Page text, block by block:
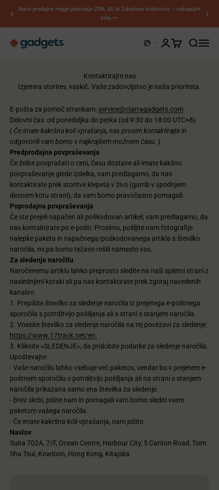
Preskoči na vsebino
Naše prodajne regije pokrivajo ZDA, EU in Združeno kraljestvo – nakupujte
zdaj >>
OdpriOdpri
Kerry Gadgets Odpri stran z
Odpri
Kontaktirajte nas
Izjemna storitev, vsakič. Vaše zadovoljstvo je naša prioriteta.
E-pošta za pomoč strankam: service@ciarragadgets.com
Delovni čas: od ponedeljka do petka (od 9:30 do 18:00 UTC+8)
( Če imate kakršna koli vprašanja, nas prosim kontaktirajte in
odgovorili vam bomo v najkrajšem možnem času. )
Predprodajna povpraševanja
Če želite povprašati o ceni, času dostave ali imate kakšno
povpraševanje glede izdelka, vam predlagamo, da nas
kontaktirate prek storitve klepeta v živo (gumb v spodnjem
desnem kotu strani), da vam bomo pravočasno pomagali.
Poprodajna povpraševanja
Če ste prejeli napačen ali poškodovan artikel, vam predlagamo, da
nas kontaktirate po e-pošti. Prosimo, pošljite nam fotografije
nalepke paketa in napačnega/poškodovanega artikla s številko
naročila, mi pa bomo težavo rešili namesto vas.
Za sledenje naročilu
Naročenemu artiklu lahko preprosto sledite na naši spletni strani z
naslednjimi koraki ali pa nas kontaktirate prek zgoraj navedenih
kanalov:
1. Prepišite številko za sledenje naročila iz prejetega e-poštnega
sporočila s potrditvijo pošiljanja ali s strani s stanjem naročila.
2. Vnesite številko za sledenje naročila na tej povezavi za sledenje:
https://www.17track.net/en.
3. Kliknite »SLEDENJE«, da pridobite podatke za sledenje naročila.
Upoštevajte:
- Vaše naročilo lahko vsebuje več paketov, vendar bo v prejetem e-
poštnem sporočilu s potrditvijo pošiljanja ali na strani s stanjem
naročila prikazana samo ena številka za sledenje.
- Brez skrbi, pišite nam in pomagali vam bomo slediti vsem
paketom vašega naročila.
- Če imate kakršna koli vprašanja, nam pišite.
Naslov
Suita 702A, 7/F, Ocean Centre, Harbour City, 5 Canton Road, Tsim
Sha Tsui, Kowloon, Hong Kong, Kitajska